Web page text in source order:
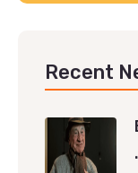
Recent